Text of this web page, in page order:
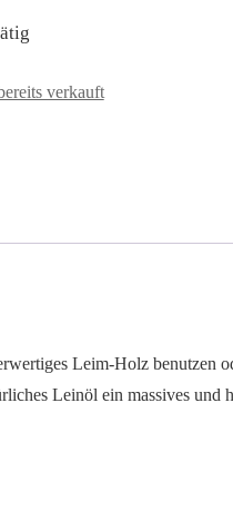
verkauft
Leim-Holz benutzen
Leinöl ein massives und